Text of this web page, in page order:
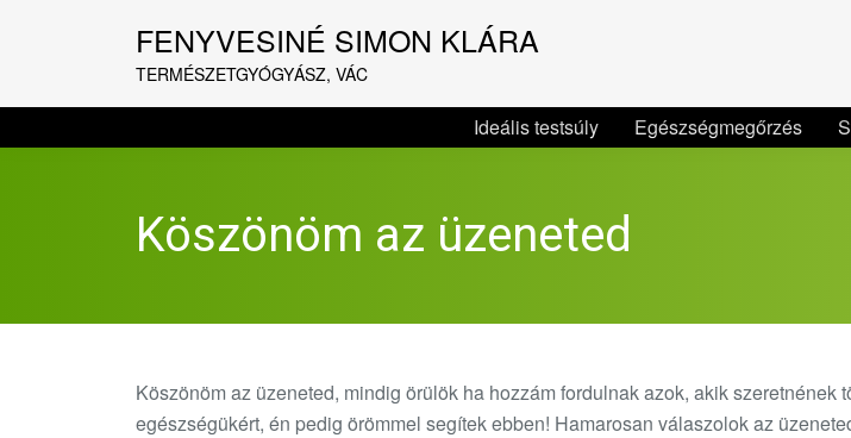
FENYVESINÉ SIMON KLÁRA
TERMÉSZETGYÓGYÁSZ, VÁC
Ideális testsúly Egészségmegőrzés
Köszönöm az üzeneted
Köszönöm az üzeneted, mindig örülök ha hozzám fordulnak azok, akik szeretnének
egészségükért, én pedig örömmel segítek ebben! Hamarosan válaszolok az